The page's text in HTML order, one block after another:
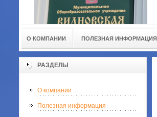
О КОМПАНИИ ПОЛЕЗНАЯ ИНФОРМАЦИЯ
РАЗДЕЛЫ
О компании
Полезная информация